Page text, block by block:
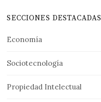
SECCIONES DESTACADAS
Economía
Sociotecnología
Propiedad Intelectual